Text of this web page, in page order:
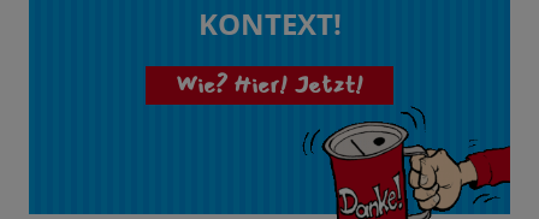
KONTEXT!
Wie? Hier! Jetzt!